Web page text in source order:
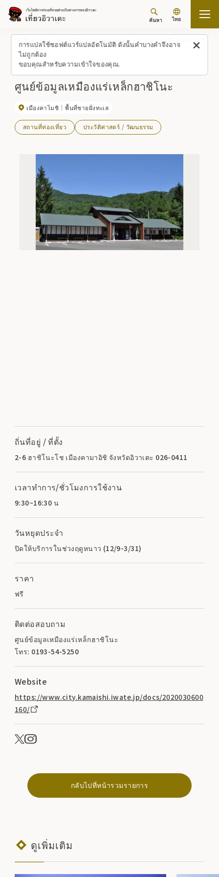
การแปลใช้ซอฟต์แวร์แปลอัตโนมัติ ดังนั้นคำบางคำจึงอาจ
ไม่ถูกต้อง
ขอบคุณสำหรับความเข้าใจของคุณ.
ค้นหา ไทย
กลับขึ้นด้านบน สถานที่/ประสบการณ์ (รายการ)
ศูนย์ข้อมูลเหมืองแร่เหล็กฮาชิโนะ
เมืองคาไมชิ พื้นที่ชายฝั่งทะเล
สถานที่ท่องเที่ยว ประวัติศาสตร์ / วัฒนธรรม
ถิ่นที่อยู่ / ที่ตั้ง
2-6 ฮาชิโนะโช เมืองคามาอิชิ จังหวัดอิวาเตะ 026-0411
เวลาทำการ/ชั่วโมงการใช้งาน
9:30~16:30 น
วันหยุดประจำ
ปิดให้บริการในช่วงฤดูหนาว (12/9-3/31)
ราคา
ฟรี
ติดต่อสอบถาม
ศูนย์ข้อมูลเหมืองแร่เหล็กฮาชิโนะ
โทร: 0193-54-5250
Website
https://www.city.kamaishi.iwate.jp/docs/2020030600
160/
กลับไปที่หน้ารวมรายการ
ดูเพิ่มเติม